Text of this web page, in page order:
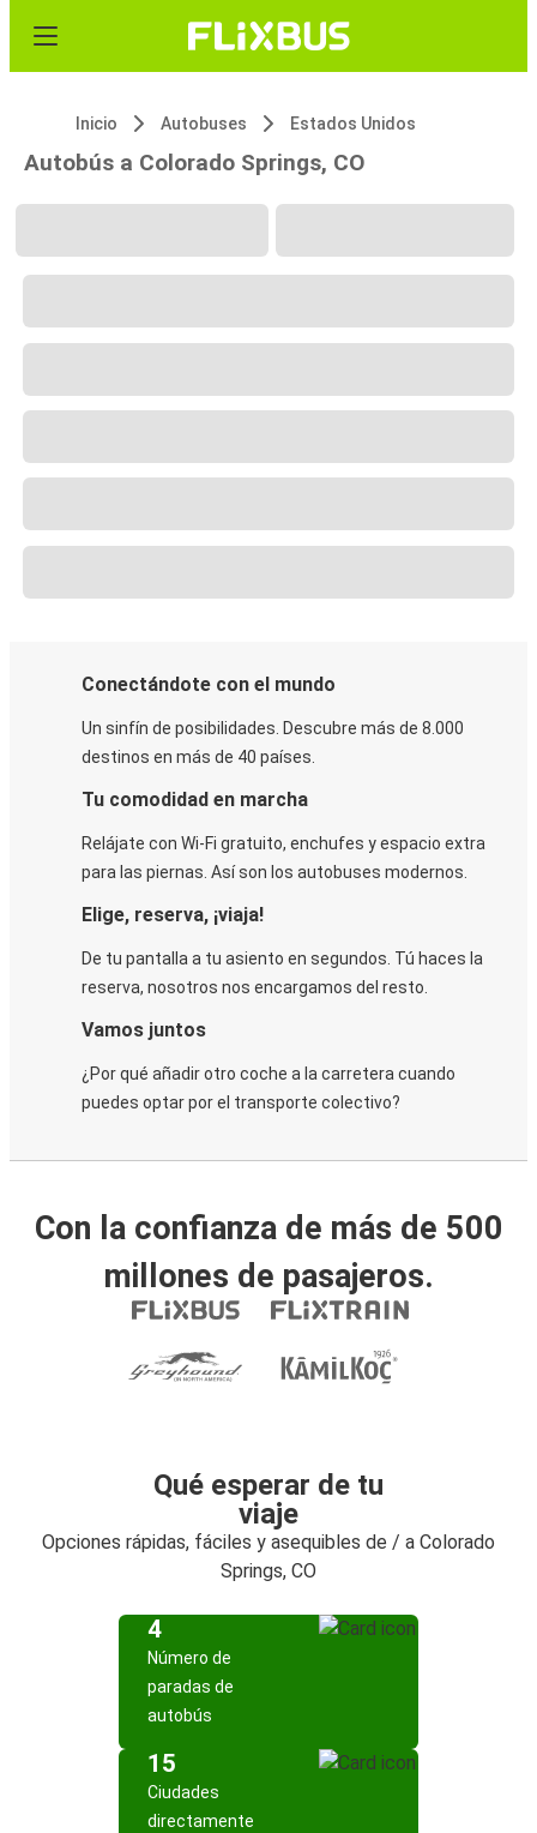
Inicio Autobuses Estados Unidos
Autobús a Colorado Springs, CO
Conectándote con el mundo
Un sinfín de posibilidades. Descubre más de 8.000
destinos en más de 40 países.
Tu comodidad en marcha
Relájate con Wi-Fi gratuito, enchufes y espacio extra
para las piernas. Así son los autobuses modernos.
Elige, reserva, ¡viaja!
De tu pantalla a tu asiento en segundos. Tú haces la
reserva, nosotros nos encargamos del resto.
Vamos juntos
¿Por qué añadir otro coche a la carretera cuando
puedes optar por el transporte colectivo?
Con la confianza de más de 500
millones de pasajeros.
Qué esperar de tu
viaje
Opciones rápidas, fáciles y asequibles de / a Colorado
Springs, CO
4
Número de
paradas de
autobús
15
Ciudades
directamente